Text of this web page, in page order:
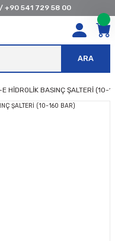
/ +90 541 729 58 00
ARA
E HİDROLİK BASINÇ ŞALTERİ (10-